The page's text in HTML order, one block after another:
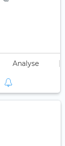
Analyse